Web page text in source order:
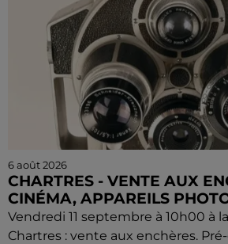
6 août 2026
CHARTRES - VENTE AUX
CINÉMA, APPAREILS
Vendredi 11 septembre à 10h00 à
Chartres : vente aux enchères.